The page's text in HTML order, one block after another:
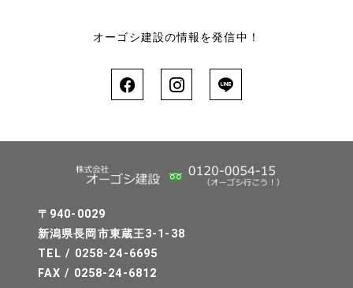
オーゴシ建設の情報を発信中！
〒940-0029
新潟県長岡市東蔵王3-1-38
TEL / 0258-24-6695
FAX / 0258-24-6812